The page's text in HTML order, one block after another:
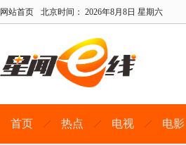
网站首页 北京时间： 2026年8月8日 星期六
首页 热点 电视 电影